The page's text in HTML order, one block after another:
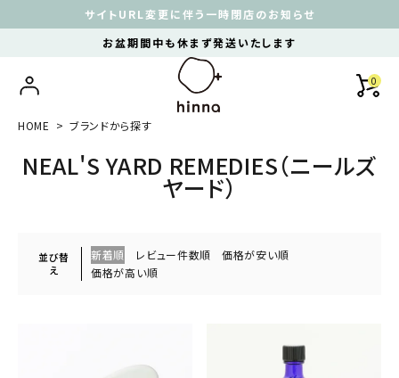
サイトURL変更に伴う一時閉店のお知らせ
お盆期間中も休まず発送いたします
0
HOME ブランドから探す
NEAL'S YARD REMEDIES（ニールズ
ヤード）
並び替
え
新着順 レビュー件数順
価格が安い順
価格が高い順